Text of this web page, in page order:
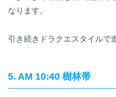
なります。
引き続きドラクエスタイルで
5. AM 10:40 樹林帯